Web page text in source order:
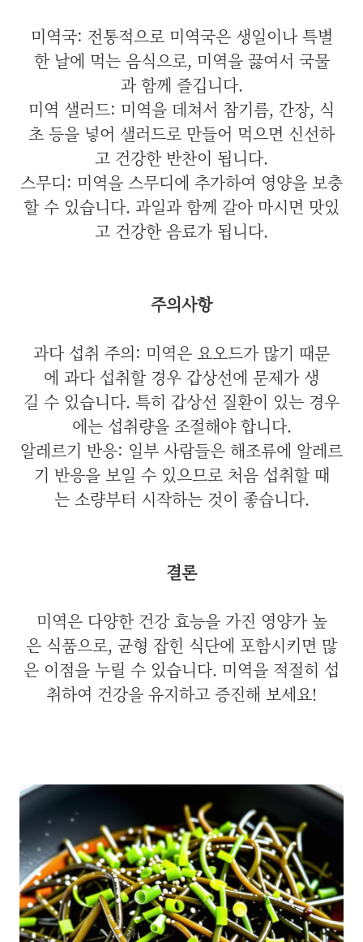
미역국: 전통적으로 미역국은 생일이나 특별
한 날에 먹는 음식으로, 미역을 끓여서 국물
과 함께 즐깁니다.
미역 샐러드: 미역을 데쳐서 참기름, 간장, 식
초 등을 넣어 샐러드로 만들어 먹으면 신선하
고 건강한 반찬이 됩니다.
스무디: 미역을 스무디에 추가하여 영양을 보충
할 수 있습니다. 과일과 함께 갈아 마시면 맛있
고 건강한 음료가 됩니다.
주의사항
과다 섭취 주의: 미역은 요오드가 많기 때문
에 과다 섭취할 경우 갑상선에 문제가 생
길 수 있습니다. 특히 갑상선 질환이 있는 경우
에는 섭취량을 조절해야 합니다.
알레르기 반응: 일부 사람들은 해조류에 알레르
기 반응을 보일 수 있으므로 처음 섭취할 때
는 소량부터 시작하는 것이 좋습니다.
결론
미역은 다양한 건강 효능을 가진 영양가 높
은 식품으로, 균형 잡힌 식단에 포함시키면 많
은 이점을 누릴 수 있습니다. 미역을 적절히 섭
취하여 건강을 유지하고 증진해 보세요!